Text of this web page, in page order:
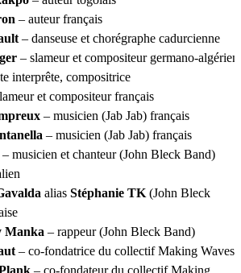
– auteur français
– danseuse et chorégraphe cadurcienne
– slameur et compositeur germano-algérien
interprête, compositrice
et compositeur français
– musicien (Jab Jab) français
– musicien (Jab Jab) français
– musicien et chanteur (John Bleck Band)
alias Stéphanie TK (John Bleck
Manka – rappeur (John Bleck Band)
– co-fondatrice du collectif Making Waves
– co-fondateur du collectif Making